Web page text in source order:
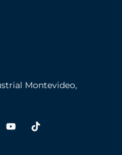
Montevideo,